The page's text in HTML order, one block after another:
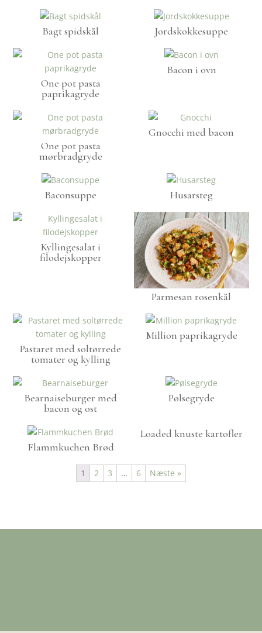
Bagt spidskål Jordskokkesuppe
One pot pasta
paprikagryde
Bacon i ovn
One pot pasta
mørbradgryde
Gnocchi med bacon
Baconsuppe Husarsteg
Kyllingesalat i
filodejskopper
Parmesan rosenkål
Pastaret med soltørrede
tomater og kylling
Million paprikagryde
Bearnaiseburger med
bacon og ost
Pølsegryde
Flammkuchen Brød
Loaded knuste kartofler
1 2 3 … 6 Næste »